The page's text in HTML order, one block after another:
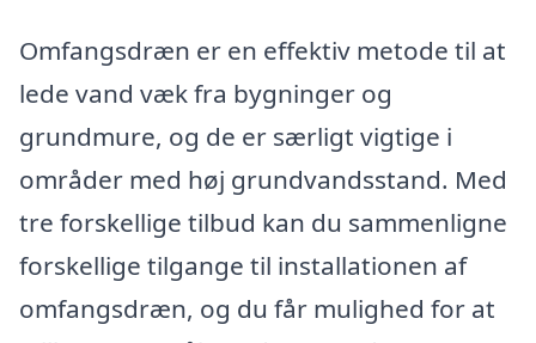
Omfangsdræn er en effektiv metode til at
lede vand væk fra bygninger og
grundmure, og de er særligt vigtige i
områder med høj grundvandsstand. Med
tre forskellige tilbud kan du sammenligne
forskellige tilgange til installationen af
omfangsdræn, og du får mulighed for at